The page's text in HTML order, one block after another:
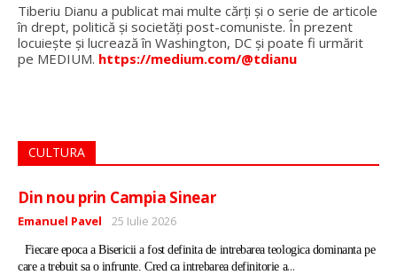
Tiberiu Dianu a publicat mai multe cărți și o serie de articole
în drept, politică și societăți post-comuniste. În prezent
locuiește și lucrează în Washington, DC și poate fi urmărit
pe MEDIUM. https://medium.com/@tdianu
CULTURA
Din nou prin Campia Sinear
Detalii
Emanuel Pavel 25 Iulie 2026
Fiecare epoca a Bisericii a fost definita de intrebarea teologica dominanta pe
care a trebuit sa o infrunte. Cred ca intrebarea definitorie a...